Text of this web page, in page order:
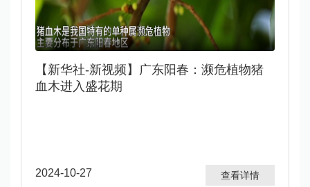
【新华社-新视频】广东阳春：濒危植物猪
血木进入盛花期
2024-10-27 查看详情